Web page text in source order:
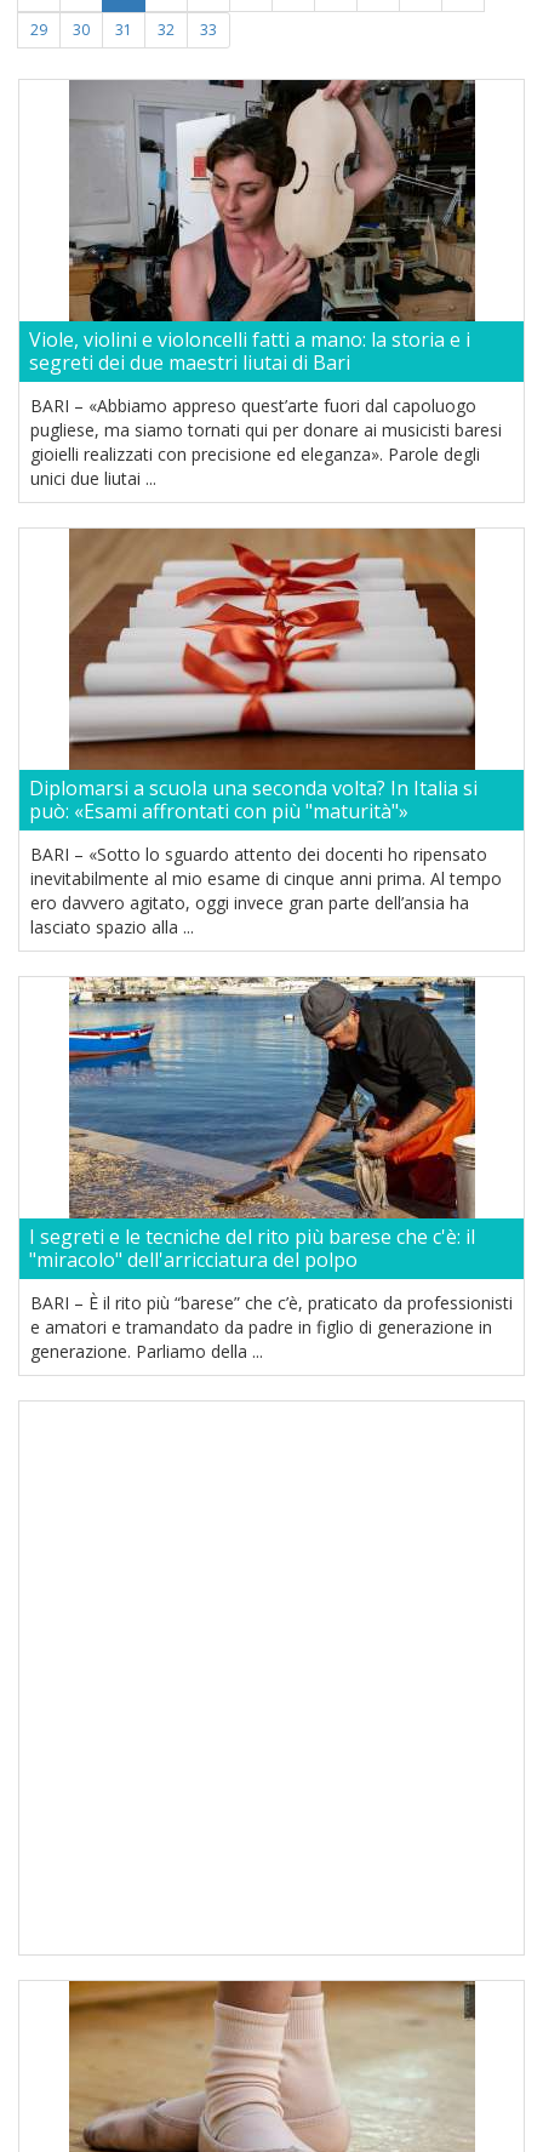
29
30 31 32 33
Viole, violini e violoncelli fatti a mano: la storia e i
segreti dei due maestri liutai di Bari
BARI – «Abbiamo appreso quest’arte fuori dal capoluogo
pugliese, ma siamo tornati qui per donare ai musicisti baresi
gioielli realizzati con precisione ed eleganza». Parole degli
unici due liutai ...
Diplomarsi a scuola una seconda volta? In Italia si
può: «Esami affrontati con più "maturità"»
BARI – «Sotto lo sguardo attento dei docenti ho ripensato
inevitabilmente al mio esame di cinque anni prima. Al tempo
ero davvero agitato, oggi invece gran parte dell’ansia ha
lasciato spazio alla ...
I segreti e le tecniche del rito più barese che c'è: il
"miracolo" dell'arricciatura del polpo
BARI – È il rito più “barese” che c’è, praticato da professionisti
e amatori e tramandato da padre in figlio di generazione in
generazione. Parliamo della ...